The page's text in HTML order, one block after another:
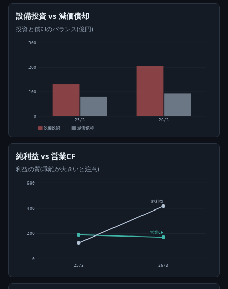
設備投資 vs 減価償却
投資と償却のバランス(億円)
0
100
200
300
25/3
26/3
設備投資
減価償却
純利益 vs 営業CF
利益の質(乖離が大きいと注意)
0
200
400
600
営業CF
純利益
25/3 26/3